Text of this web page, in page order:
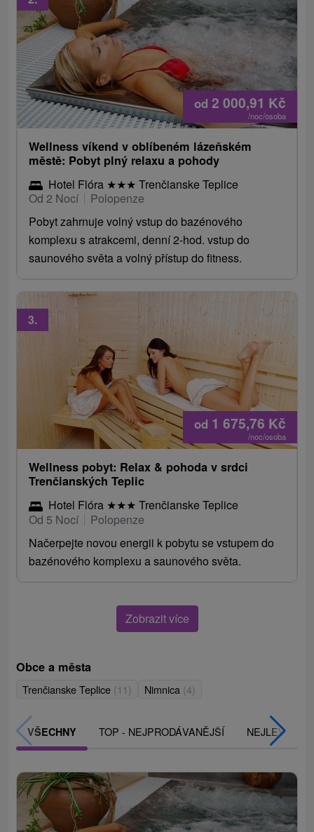
od 2 000,91 Kč
/noc/osoba
Wellness víkend v oblíbeném lázeňském
městě: Pobyt plný relaxu a pohody
Hotel Flóra ★★★ Trenčianske Teplice
Od 2 Nocí
Polopenze
Pobyt zahrnuje volný vstup do bazénového
komplexu s atrakcemi, denní 2-hod. vstup do
saunového světa a volný přístup do fitness.
od 1 675,76 Kč
/noc/osoba
3.
Wellness pobyt: Relax & pohoda v srdci
Trenčianských Teplic
Hotel Flóra ★★★ Trenčianske Teplice
Od 5 Nocí
Polopenze
Načerpejte novou energii k pobytu se vstupem do
bazénového komplexu a saunového světa.
Zobrazit více
Obce a města
Trenčianske Teplice (11) Nimnica (4)
VŠECHNY TOP - NEJPRODÁVANĚJŠÍ NEJLEVNĚJŠÍ